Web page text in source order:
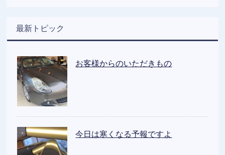
最新トピック
お客様からのいただきもの
今日は寒くなる予報ですよ